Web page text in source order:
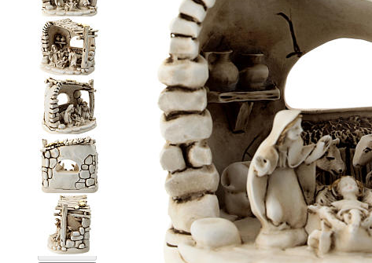
Previous
slide